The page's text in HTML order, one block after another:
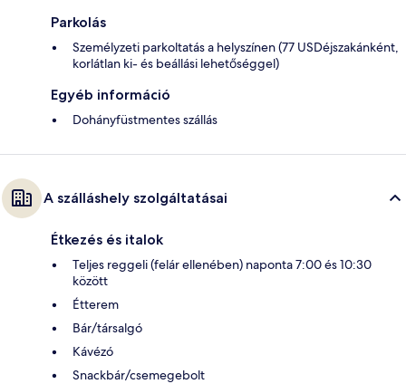
Parkolás
Személyzeti parkoltatás a helyszínen (77 USDéjszakánként,
korlátlan ki- és beállási lehetőséggel)
Egyéb információ
Dohányfüstmentes szállás
A szálláshely szolgáltatásai
Étkezés és italok
Teljes reggeli (felár ellenében) naponta 7:00 és 10:30
között
Étterem
Bár/társalgó
Kávézó
Snackbár/csemegebolt